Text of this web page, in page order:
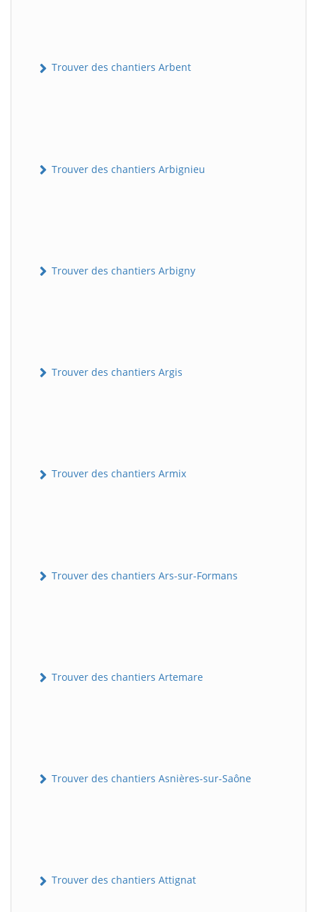
Trouver des chantiers Arbent
Trouver des chantiers Arbignieu
Trouver des chantiers Arbigny
Trouver des chantiers Argis
Trouver des chantiers Armix
Trouver des chantiers Ars-sur-Formans
Trouver des chantiers Artemare
Trouver des chantiers Asnières-sur-Saône
Trouver des chantiers Attignat